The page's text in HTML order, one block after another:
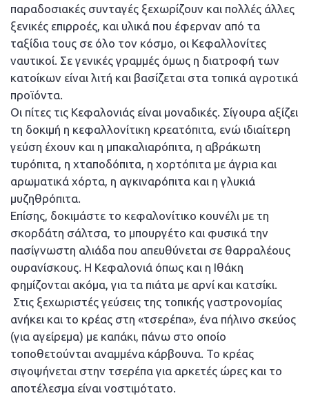
παραδοσιακές συνταγές ξεχωρίζουν και πολλές άλλες
ξενικές επιρροές, και υλικά που έφερναν από τα
ταξίδια τους σε όλο τον κόσμο, οι Κεφαλλονίτες
ναυτικοί. Σε γενικές γραμμές όμως η διατροφή των
κατοίκων είναι λιτή και βασίζεται στα τοπικά αγροτικά
προϊόντα.
Οι πίτες τις Κεφαλονιάς είναι μοναδικές. Σίγουρα αξίζει
τη δοκιμή η κεφαλλονίτικη κρεατόπιτα, ενώ ιδιαίτερη
γεύση έχουν και η μπακαλιαρόπιτα, η αβράκωτη
τυρόπιτα, η χταποδόπιτα, η χορτόπιτα με άγρια και
αρωματικά χόρτα, η αγκιναρόπιτα και η γλυκιά
μυζηθρόπιτα.
Επίσης, δοκιμάστε το κεφαλονίτικο κουνέλι με τη
σκορδάτη σάλτσα, το μπουργέτο και φυσικά την
πασίγνωστη αλιάδα που απευθύνεται σε θαρραλέους
ουρανίσκους. Η Κεφαλονιά όπως και η Ιθάκη
φημίζονται ακόμα, για τα πιάτα με αρνί και κατσίκι.
Στις ξεχωριστές γεύσεις της τοπικής γαστρονομίας
ανήκει και το κρέας στη «τσερέπα», ένα πήλινο σκεύος
(για αγείρεμα) με καπάκι, πάνω στο οποίο
τοποθετούνται αναμμένα κάρβουνα. Το κρέας
σιγοψήνεται στην τσερέπα για αρκετές ώρες και το
αποτέλεσμα είναι νοστιμότατο.